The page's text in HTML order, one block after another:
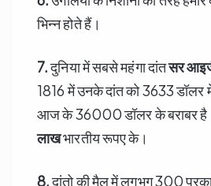
भिन्न होते हैं।
7.दुनिया में सबसे महंगा दांतसर
1816 में उनके दांत को 3633 डॉलर
आज के 36000 डॉलर के बराबर
लाखभारतीय रूपए के।
8.दांतो की मैल में लगभग 300